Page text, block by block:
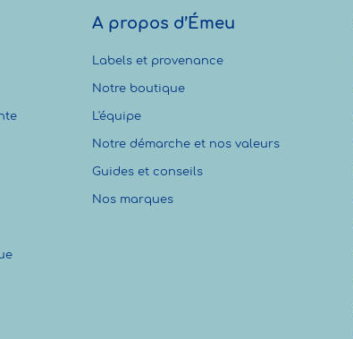
A propos d’Émeu
Labels et provenance
Notre boutique
L'équipe
Notre démarche et nos valeurs
Guides et conseils
Nos marques